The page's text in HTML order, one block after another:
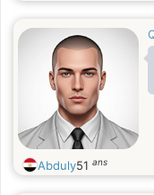
Abduly51 ans